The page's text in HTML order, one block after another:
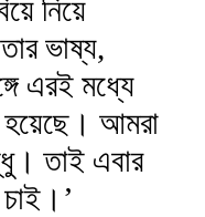
নিয়ে
ভাষ্য,
এরই মধ্যে
হয়েছে। আমরা
তাই এবার